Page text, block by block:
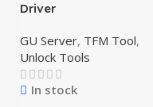
Driver
GU Server, TFM Tool,
Unlock Tools
In stock